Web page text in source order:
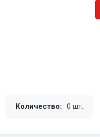
Количество: 0 шт.